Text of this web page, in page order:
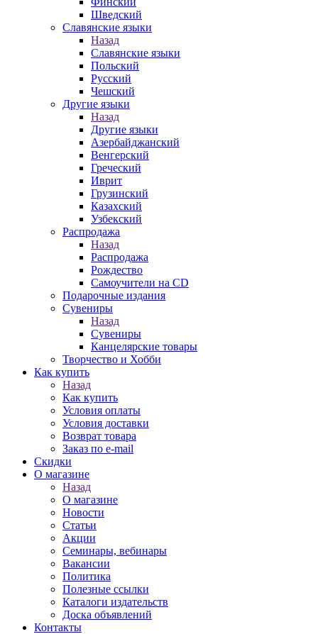
Шведский
Славянские языки
Назад
Славянские языки
Польский
Русский
Чешский
Другие языки
Назад
Другие языки
Азербайджанский
Венгерский
Греческий
Иврит
Грузинский
Казахский
Узбекский
Распродажа
Назад
Распродажа
Рождество
Самоучители на CD
Подарочные издания
Сувениры
Назад
Сувениры
Канцелярские товары
Творчество и Хобби
Как купить
Назад
Как купить
Условия оплаты
Условия доставки
Возврат товара
Заказ по e-mail
Скидки
О магазине
Назад
О магазине
Новости
Статьи
Акции
Семинары, вебинары
Вакансии
Политика
Полезные ссылки
Каталоги издательств
Доска объявлений
Контакты